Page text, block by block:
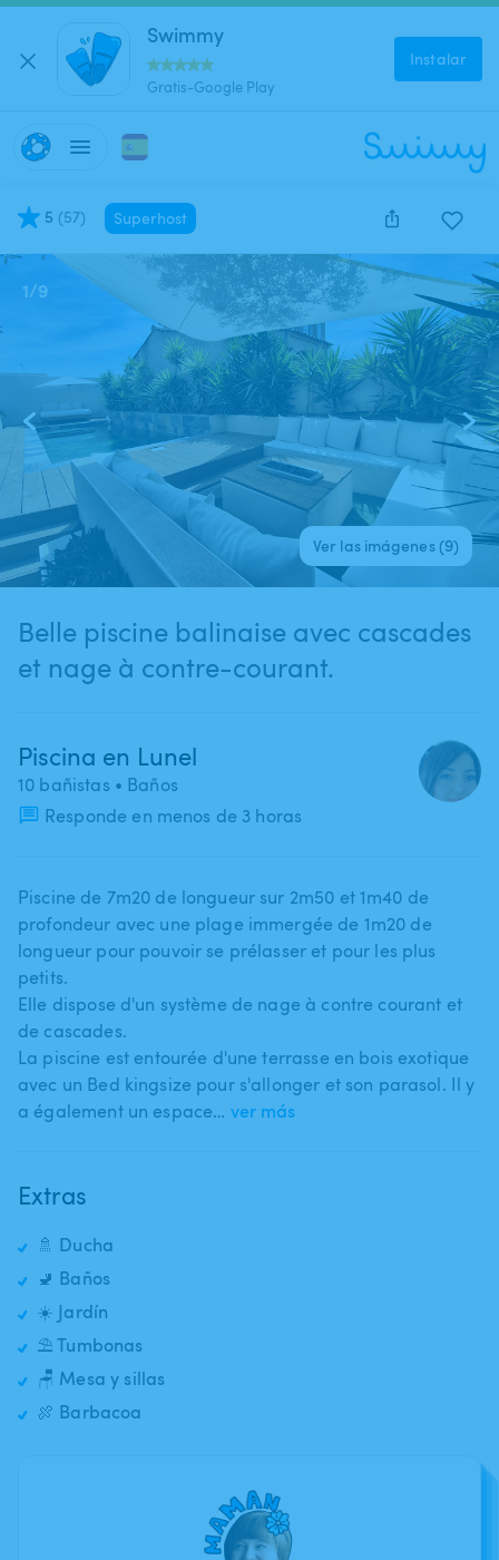
Swimmy
Gratis-Google Play
Instalar
5 (57) Superhost
1/9
Ver las imágenes (9)
Belle piscine balinaise avec cascades
et nage à contre-courant.
Piscina en Lunel
10 bañistas • Baños
Responde en menos de 3 horas
Piscine de 7m20 de longueur sur 2m50 et 1m40 de
profondeur avec une plage immergée de 1m20 de
longueur pour pouvoir se prélasser et pour les plus
petits.
Elle dispose d'un système de nage à contre courant et
de cascades.
La piscine est entourée d'une terrasse en bois exotique
avec un Bed kingsize pour s'allonger et son parasol. Il y
a également un espace… ver más
Extras
🚿 Ducha
🚽 Baños
☀️ Jardín
⛱️ Tumbonas
🪑 Mesa y sillas
🍖 Barbacoa